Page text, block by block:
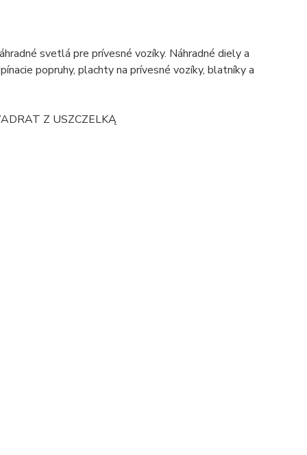
svetlá pre prívesné vozíky. Náhradné diely a
popruhy, plachty na prívesné vozíky, blatníky a
Z USZCZELKĄ